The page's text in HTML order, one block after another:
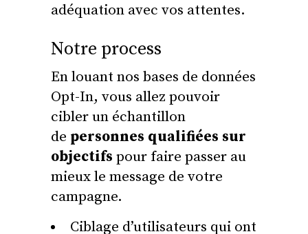
adéquation avec vos attentes.
Notre process
En louant nos bases de données
Opt-In, vous allez pouvoir
cibler un échantillon
de personnes qualifiées sur
objectifs pour faire passer au
mieux le message de votre
campagne.
Ciblage d’utilisateurs qui ont